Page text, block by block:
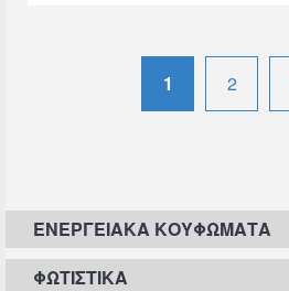
1 2
ΕΝΕΡΓΕΙΑΚΆ ΚΟΥΦΏΜΑΤΑ
ΦΩΤΙΣΤΙΚΆ